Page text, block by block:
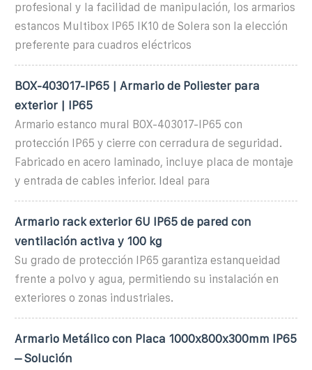
profesional y la facilidad de manipulación, los armarios
estancos Multibox IP65 IK10 de Solera son la elección
preferente para cuadros eléctricos
BOX-403017-IP65 | Armario de Poliester para
exterior | IP65
Armario estanco mural BOX-403017-IP65 con
protección IP65 y cierre con cerradura de seguridad.
Fabricado en acero laminado, incluye placa de montaje
y entrada de cables inferior. Ideal para
Armario rack exterior 6U IP65 de pared con
ventilación activa y 100 kg
Su grado de protección IP65 garantiza estanqueidad
frente a polvo y agua, permitiendo su instalación en
exteriores o zonas industriales.
Armario Metálico con Placa 1000x800x300mm IP65
– Solución